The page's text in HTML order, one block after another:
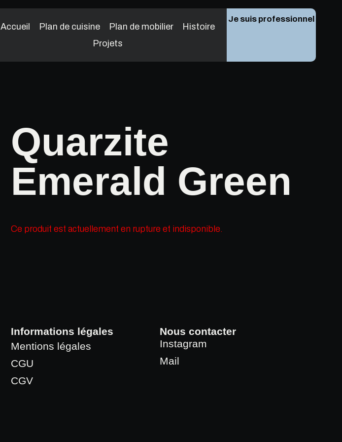
Accueil Plan de cuisine Plan de mobilier
Histoire
Projets
Je suis professionnel
Quarzite
Emerald Green
Ce produit est actuellement en rupture et indisponible.
Informations légales
Mentions légales
CGU
CGV
Nous contacter
Instagram
Mail